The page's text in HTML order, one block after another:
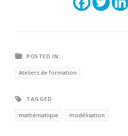
POSTED IN:
Ateliers de formation
TAGGED:
mathématique modélisation